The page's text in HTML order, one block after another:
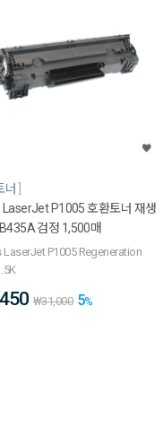
너
LaserJet P1005 호환토너 재생
검정 1,500매
LaserJet P1005 Regeneration
₩31,000 5%